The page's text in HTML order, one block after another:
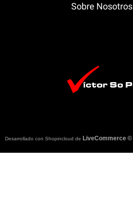
Sobre Nosotros
Desarrollado con Shopincloud de LiveCommerce ©